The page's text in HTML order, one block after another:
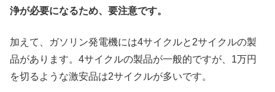
浄が必要になるため、要注意です。
加えて、ガソリン発電機には4サイクルと2サイクルの製
品があります。4サイクルの製品が一般的ですが、1万円
を切るような激安品は2サイクルが多いです。